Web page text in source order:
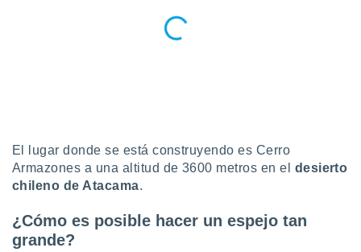
cookies
aceptar
de
sitio
te
El lugar donde se está construyendo es Cerro
Armazones a una altitud de 3600 metros en el desierto
chileno de Atacama.
¿Cómo es posible hacer un espejo tan
grande?